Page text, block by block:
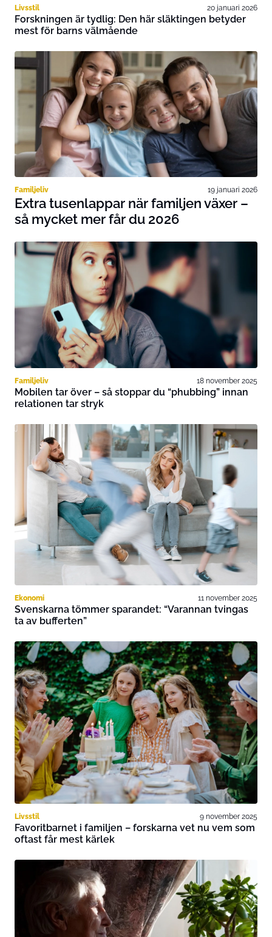
Livsstil 20 januari 2026
Forskningen är tydlig: Den här släktingen betyder
mest för barns välmående
Familjeliv 19 januari 2026
Extra tusenlappar när familjen växer –
så mycket mer får du 2026
Familjeliv 18 november 2025
Mobilen tar över – så stoppar du “phubbing” innan
relationen tar stryk
Ekonomi 11 november 2025
Svenskarna tömmer sparandet: “Varannan tvingas
ta av bufferten”
Livsstil 9 november 2025
Favoritbarnet i familjen – forskarna vet nu vem som
oftast får mest kärlek